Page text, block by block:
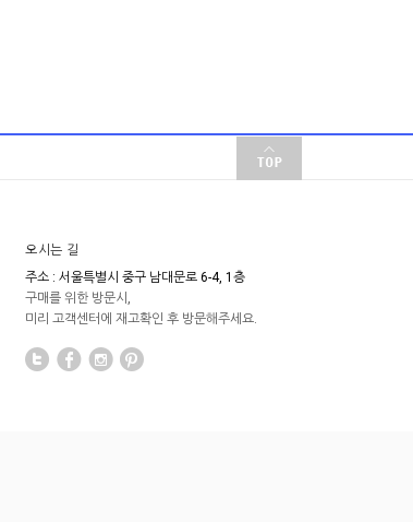
오시는 길
주소 : 서울특별시 중구 남대문로 6-4, 1층
구매를 위한 방문시,
미리 고객센터에 재고확인 후 방문해주세요.